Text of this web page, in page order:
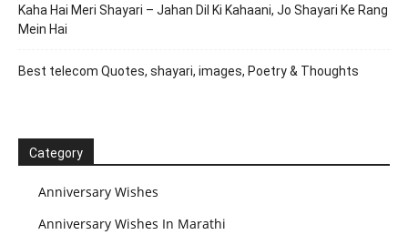
Kaha Hai Meri Shayari – Jahan Dil Ki Kahaani, Jo Shayari Ke Rang
Mein Hai
Best telecom Quotes, shayari, images, Poetry & Thoughts
Category
Anniversary Wishes
Anniversary Wishes In Marathi